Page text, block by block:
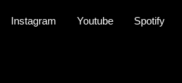
Instagram Youtube Spotify